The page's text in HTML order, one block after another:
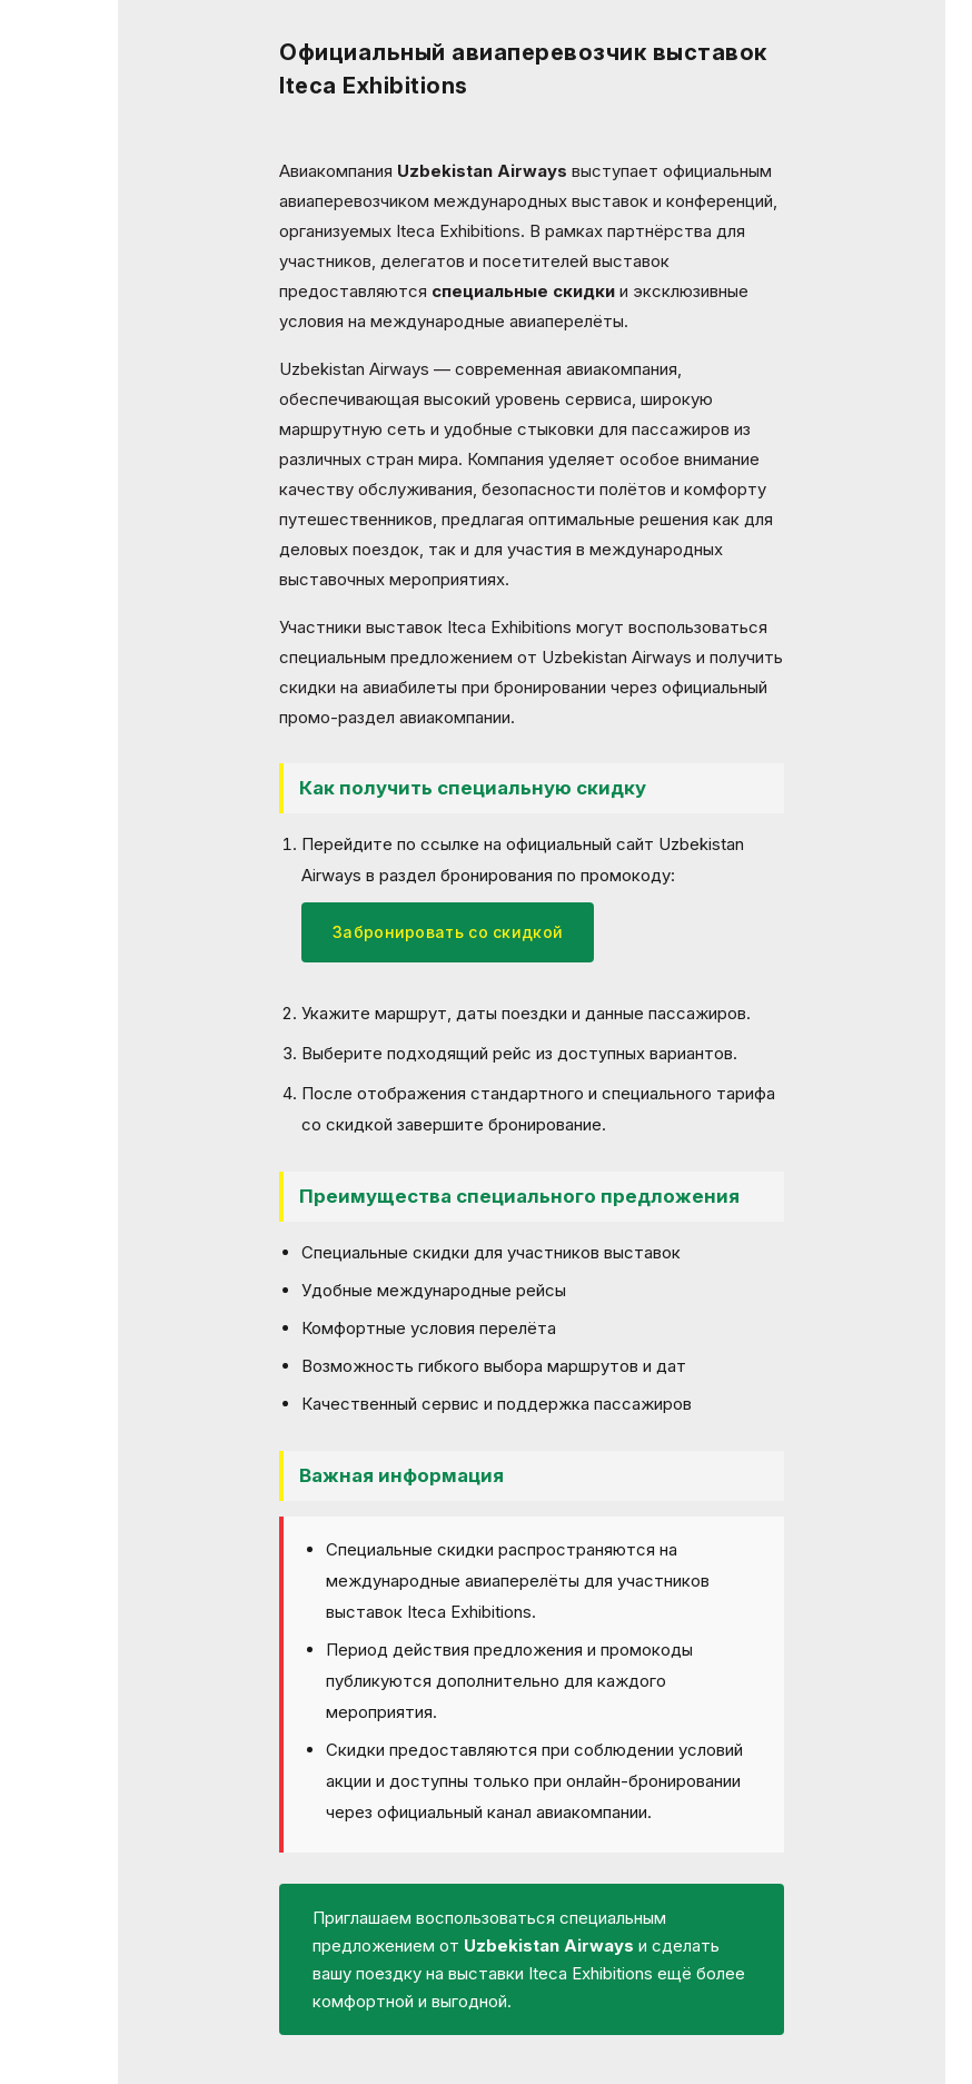
Doing Business in
Uzbekistan
Эффективное участие в
выставках
Официальный авиаперевозчик выставок
Iteca Exhibitions
Авиакомпания Uzbekistan Airways выступает официальным
авиаперевозчиком международных выставок и конференций,
организуемых Iteca Exhibitions. В рамках партнёрства для
участников, делегатов и посетителей выставок
предоставляются специальные скидки и эксклюзивные
условия на международные авиаперелёты.
Uzbekistan Airways — современная авиакомпания,
обеспечивающая высокий уровень сервиса, широкую
маршрутную сеть и удобные стыковки для пассажиров из
различных стран мира. Компания уделяет особое внимание
качеству обслуживания, безопасности полётов и комфорту
путешественников, предлагая оптимальные решения как для
деловых поездок, так и для участия в международных
выставочных мероприятиях.
Участники выставок Iteca Exhibitions могут воспользоваться
специальным предложением от Uzbekistan Airways и получить
скидки на авиабилеты при бронировании через официальный
промо-раздел авиакомпании.
Как получить специальную скидку
Перейдите по ссылке на официальный сайт Uzbekistan
Airways в раздел бронирования по промокоду:
Забронировать со скидкой
Укажите маршрут, даты поездки и данные пассажиров.
Выберите подходящий рейс из доступных вариантов.
После отображения стандартного и специального тарифа
со скидкой завершите бронирование.
Преимущества специального предложения
Специальные скидки для участников выставок
Удобные международные рейсы
Комфортные условия перелёта
Возможность гибкого выбора маршрутов и дат
Качественный сервис и поддержка пассажиров
Важная информация
Специальные скидки распространяются на
международные авиаперелёты для участников
выставок Iteca Exhibitions.
Период действия предложения и промокоды
публикуются дополнительно для каждого
мероприятия.
Скидки предоставляются при соблюдении условий
акции и доступны только при онлайн-бронировании
через официальный канал авиакомпании.
Приглашаем воспользоваться специальным
предложением от Uzbekistan Airways и сделать
вашу поездку на выставки Iteca Exhibitions ещё более
комфортной и выгодной.